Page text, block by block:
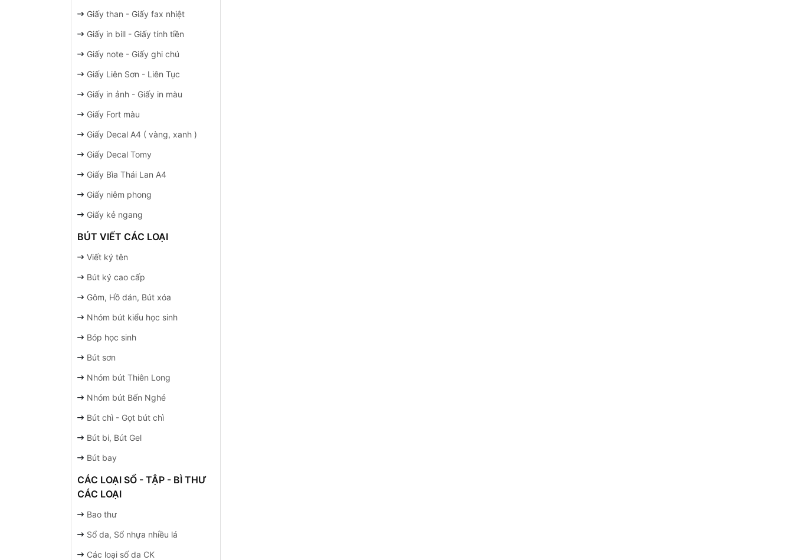
Giấy than - Giấy fax nhiệt
Giấy in bill - Giấy tính tiền
Giấy note - Giấy ghi chú
Giấy Liên Sơn - Liên Tục
Giấy in ảnh - Giấy in màu
Giấy Fort màu
Giấy Decal A4 ( vàng, xanh )
Giấy Decal Tomy
Giấy Bìa Thái Lan A4
Giấy niêm phong
Giấy kẻ ngang
BÚT VIẾT CÁC LOẠI
Viết ký tên
Bút ký cao cấp
Gôm, Hồ dán, Bút xóa
Nhóm bút kiểu học sinh
Bóp học sinh
Bút sơn
Nhóm bút Thiên Long
Nhóm bút Bến Nghé
Bút chì - Gọt bút chì
Bút bi, Bút Gel
Bút bay
CÁC LOẠI SỔ - TẬP - BÌ THƯ
CÁC LOẠI
Bao thư
Sổ da, Sổ nhựa nhiều lá
Các loại số da CK